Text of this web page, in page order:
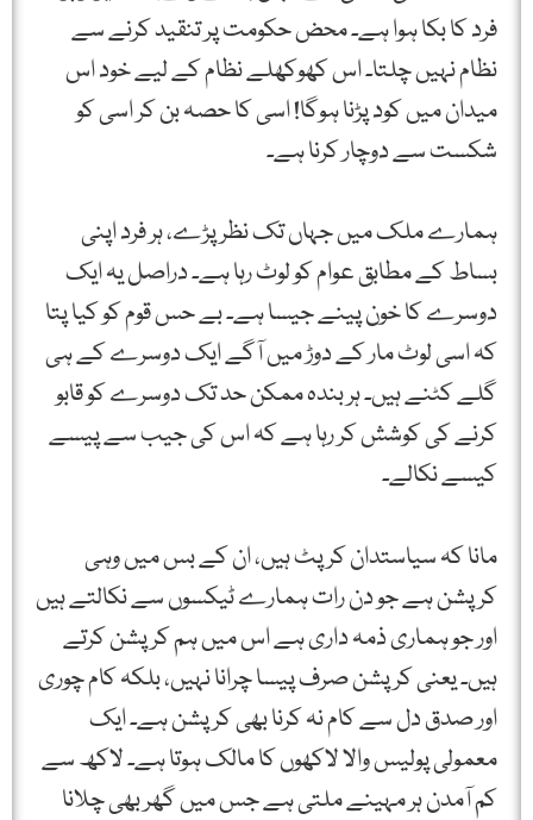
فرد کا بکا ہوا ہے۔ محض حکومت پر تنقید کرنے سے
نظام نہیں چلتا۔ اس کھوکھلے نظام کے لیے خود اس
میدان میں کود پڑنا ہوگا! اسی کا حصہ بن کر اسی کو
شکست سے دوچار کرنا ہے۔
ہمارے ملک میں جہاں تک نظر پڑے، ہر فرد اپنی
بساط کے مطابق عوام کو لوٹ رہا ہے۔ دراصل یہ ایک
دوسرے کا خون پینے جیسا ہے۔ بے حس قوم کو کیا پتا
کہ اسی لوٹ مار کے دوڑ میں آگے ایک دوسرے کے ہی
گلے کٹنے ہیں۔ ہر بندہ ممکن حد تک دوسرے کو قابو
کرنے کی کوشش کر رہا ہے کہ اس کی جیب سے پیسے
کیسے نکالے۔
مانا کہ سیاستدان کرپٹ ہیں، ان کے بس میں وہی
کرپشن ہے جو دن رات ہمارے ٹیکسوں سے نکالتے ہیں
اور جو ہماری ذمہ داری ہے اس میں ہم کرپشن کرتے
ہیں۔ یعنی کرپشن صرف پیسا چرانا نہیں، بلکہ کام چوری
اور صدق دل سے کام نہ کرنا بھی کرپشن ہے۔ ایک
معمولی پولیس والا لاکھوں کا مالک ہوتا ہے۔ لاکھ سے
کم آمدن ہر مہینے ملتی ہے جس میں گھر بھی چلانا